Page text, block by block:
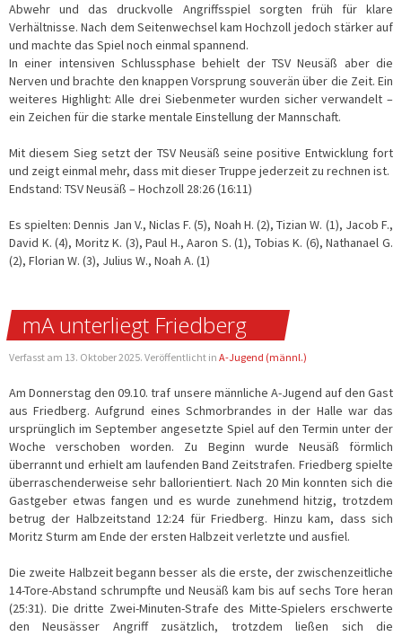
Abwehr und das druckvolle Angriffsspiel sorgten früh für klare
Verhältnisse. Nach dem Seitenwechsel kam Hochzoll jedoch stärker auf
und machte das Spiel noch einmal spannend.
In einer intensiven Schlussphase behielt der TSV Neusäß aber die
Nerven und brachte den knappen Vorsprung souverän über die Zeit. Ein
weiteres Highlight: Alle drei Siebenmeter wurden sicher verwandelt –
ein Zeichen für die starke mentale Einstellung der Mannschaft.
Mit diesem Sieg setzt der TSV Neusäß seine positive Entwicklung fort
und zeigt einmal mehr, dass mit dieser Truppe jederzeit zu rechnen ist.
Endstand: TSV Neusäß – Hochzoll 28:26 (16:11)
Es spielten: Dennis Jan V., Niclas F. (5), Noah H. (2), Tizian W. (1), Jacob F.,
David K. (4), Moritz K. (3), Paul H., Aaron S. (1), Tobias K. (6), Nathanael G.
(2), Florian W. (3), Julius W., Noah A. (1)
mA unterliegt Friedberg
Verfasst am 13. Oktober 2025. Veröffentlicht in A-Jugend (männl.)
Am Donnerstag den 09.10. traf unsere männliche A-Jugend auf den Gast
aus Friedberg. Aufgrund eines Schmorbrandes in der Halle war das
ursprünglich im September angesetzte Spiel auf den Termin unter der
Woche verschoben worden. Zu Beginn wurde Neusäß förmlich
überrannt und erhielt am laufenden Band Zeitstrafen. Friedberg spielte
überraschenderweise sehr ballorientiert. Nach 20 Min konnten sich die
Gastgeber etwas fangen und es wurde zunehmend hitzig, trotzdem
betrug der Halbzeitstand 12:24 für Friedberg. Hinzu kam, dass sich
Moritz Sturm am Ende der ersten Halbzeit verletzte und ausfiel.
Die zweite Halbzeit begann besser als die erste, der zwischenzeitliche
14-Tore-Abstand schrumpfte und Neusäß kam bis auf sechs Tore heran
(25:31). Die dritte Zwei-Minuten-Strafe des Mitte-Spielers erschwerte
den Neusässer Angriff zusätzlich, trotzdem ließen sich die